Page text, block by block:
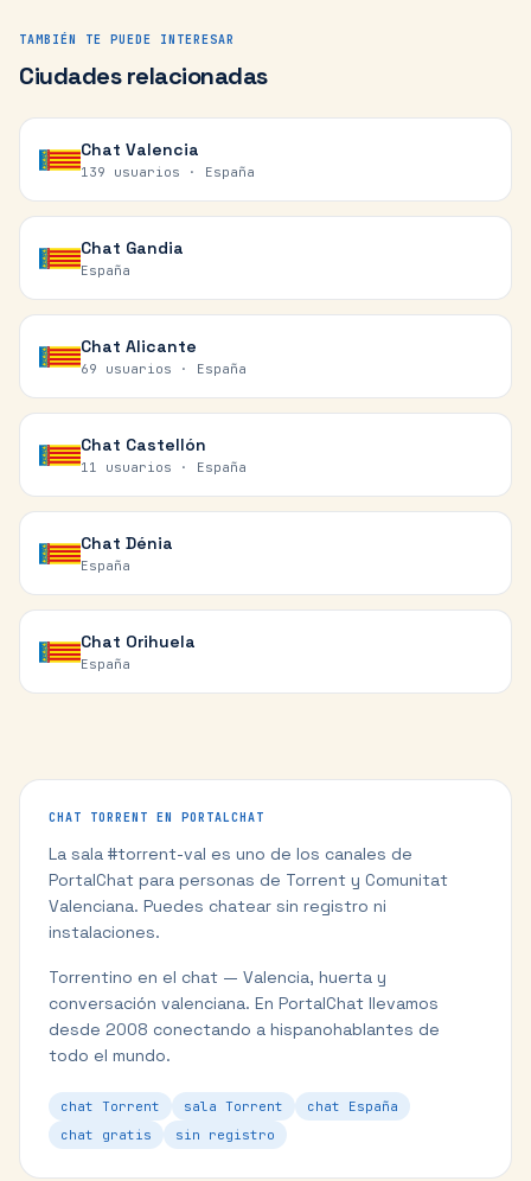
TAMBIÉN TE PUEDE INTERESAR
Ciudades relacionadas
Chat Valencia
139 usuarios · España
Chat Gandia
España
Chat Alicante
69 usuarios · España
Chat Castellón
11 usuarios · España
Chat Dénia
España
Chat Orihuela
España
CHAT TORRENT EN PORTALCHAT
La sala #torrent-val es uno de los canales de
PortalChat para personas de Torrent y Comunitat
Valenciana. Puedes chatear sin registro ni
instalaciones.
Torrentino en el chat — Valencia, huerta y
conversación valenciana. En PortalChat llevamos
desde 2008 conectando a hispanohablantes de
todo el mundo.
chat Torrent sala Torrent
chat España
chat gratis
sin registro